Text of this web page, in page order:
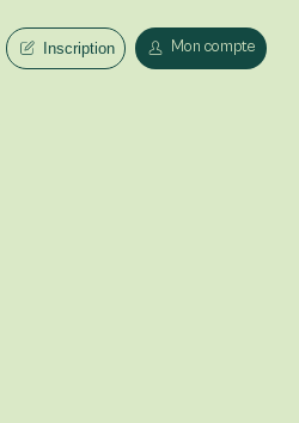
Inscription Mon compte